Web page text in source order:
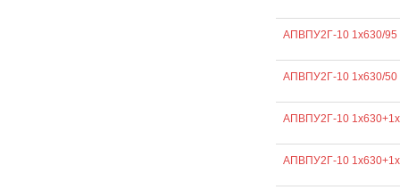
АПВПУ2Г-10 1х630/95
АПВПУ2Г-10 1х630/50
АПВПУ2Г-10
АПВПУ2Г-10